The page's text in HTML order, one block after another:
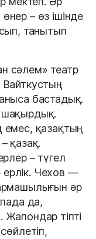
өнер – өз ішінде
танытып
сәлем» театр
бастадық.
қазақтың
қазақ.
– түгел
ерлік. Чехов —
әр
да,
тіпті